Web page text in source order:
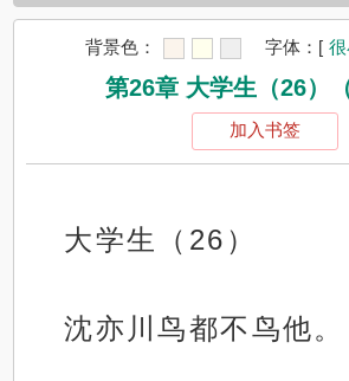
背景色： 字体： [
第26章 大学生（26）
加入书签
大学生（26）
沈亦川鸟都不鸟他。